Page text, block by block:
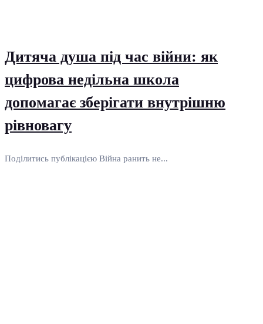
Дитяча душа під час війни: як
цифрова недільна школа
допомагає зберігати внутрішню
рівновагу
Поділитись публікацією Війна ранить не...